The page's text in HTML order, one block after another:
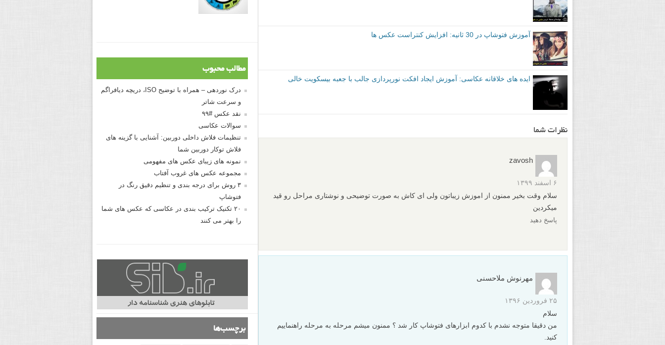
آموزش فتوشاپ در 30 ثانیه: افزایش کنتراست عکس ها
ایده های خلاقانه عکاسی: آموزش ایجاد افکت نورپردازی جالب با جعبه بیسکویت خالی
نظرات شما
zavosh
۶ اسفند ۱۳۹۹
سلام وقت بخیر ممنون از اموزش زیباتون ولی ای کاش به صورت توضیحی و نوشتاری مراحل رو قید
میکردین
پاسخ دهید
مهرنوش ملاحسنی
۲۵ فروردین ۱۳۹۶
سلام
من دقیقا متوجه نشدم با کدوم ابزارهای فتوشاپ کار شد ؟ ممنون میشم مرحله به مرحله راهنماییم
کنید.
مطالب محبوب
درک نوردهی – همراه با توضیح ISO، دریچه دیافراگم
و سرعت شاتر
نقد عکس #۹۹
سوالات عکاسی
تنظیمات فلاش داخلی دوربین: آشنایی با گزینه های
فلاش توکار دوربین شما
نمونه های زیبای عکس های مفهومی
مجموعه عکس های غروب آفتاب
۳ روش برای درجه بندی و تنظیم دقیق رنگ در
فتوشاپ
۲۰ تکنیک ترکیب بندی در عکاسی که عکس های شما
را بهتر می کنند
برچسب‌ها